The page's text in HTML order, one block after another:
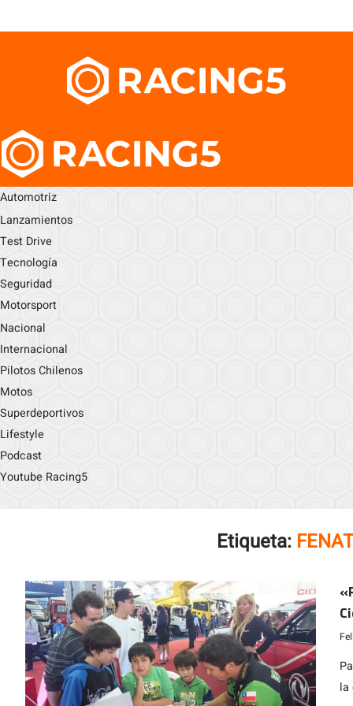
Automotriz
Lanzamientos
Test Drive
Tecnología
Seguridad
Motorsport
Nacional
Internacional
Pilotos Chilenos
Motos
Superdeportivos
Lifestyle
Podcast
Youtube Racing5
Etiqueta:
la